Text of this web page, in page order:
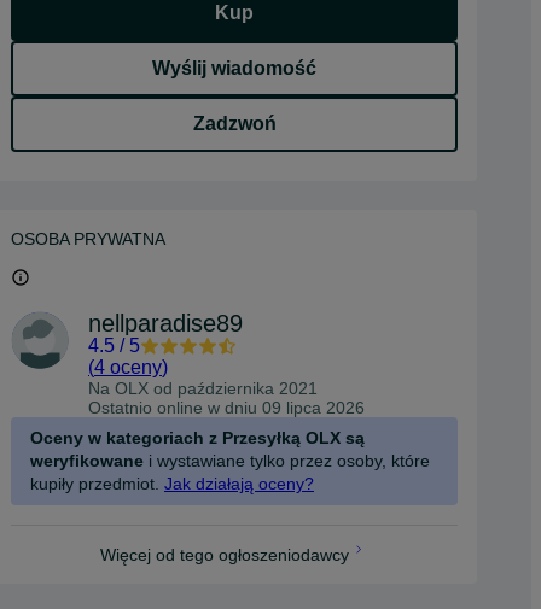
Kup
Wyślij wiadomość
Zadzwoń
OSOBA PRYWATNA
nellparadise89
4.5 / 5
(4 oceny)
Na OLX od października 2021
Ostatnio online w dniu 09 lipca 2026
Oceny w kategoriach z Przesyłką OLX są
weryfikowane i wystawiane tylko przez osoby, które
kupiły przedmiot. Jak działają oceny?
Więcej od tego ogłoszeniodawcy